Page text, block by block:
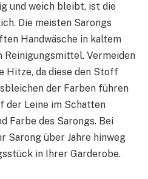
und weich bleibt, ist die
Die meisten Sarongs
Handwäsche in kaltem
Reinigungsmittel. Vermeiden
Hitze, da diese den Stoff
der Farben führen
der Leine im Schatten
Farbe des Sarongs. Bei
über Jahre hinweg
in Ihrer Garderobe.